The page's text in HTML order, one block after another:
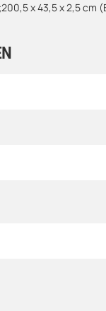
x 43,5 x 2,5